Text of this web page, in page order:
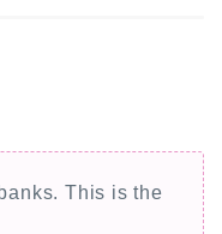
This is the